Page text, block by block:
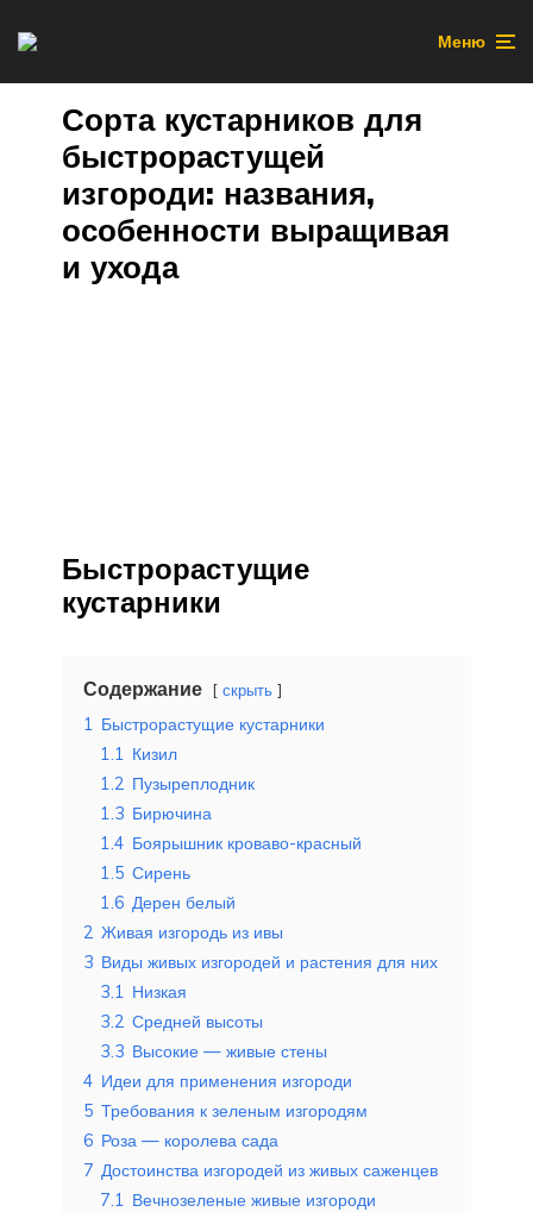
Меню
Сорта кустарников для
быстрорастущей
изгороди: названия,
особенности выращивая
и ухода
Быстрорастущие
кустарники
Содержание скрыть
1 Быстрорастущие кустарники
1.1 Кизил
1.2 Пузыреплодник
1.3 Бирючина
1.4 Боярышник кроваво-красный
1.5 Сирень
1.6 Дерен белый
2 Живая изгородь из ивы
3 Виды живых изгородей и растения для них
3.1 Низкая
3.2 Средней высоты
3.3 Высокие — живые стены
4 Идеи для применения изгороди
5 Требования к зеленым изгородям
6 Роза — королева сада
7 Достоинства изгородей из живых саженцев
7.1 Вечнозеленые живые изгороди